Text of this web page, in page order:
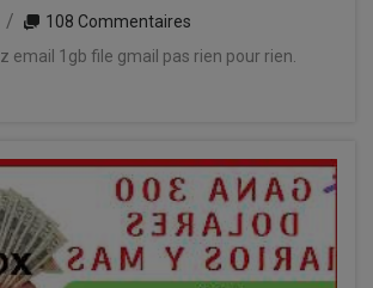
108 Commentaires
email 1gb file gmail pas rien pour rien.